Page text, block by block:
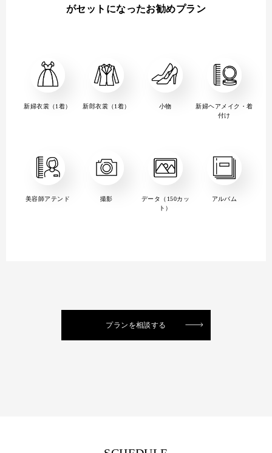
がセットになったお勧めプラン
新婦衣裳（1着） 新郎衣裳（1着） 小物
新婦ヘアメイク・着
付け
美容師アテンド 撮影
データ（150カッ
ト）
アルバム
プランを相談する